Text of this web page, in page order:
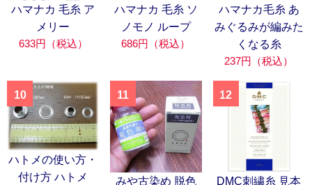
ハマナカ 毛糸 ア
メリー
633円（税込）
ハマナカ 毛糸 ソ
ノモノ ループ
686円（税込）
ハマナカ毛糸 あ
みぐるみが編みた
くなる糸
237円（税込）
10
ハトメの使い方・
付け方 ハトメ
11
みや古染め 脱色
12
DMC刺繍糸 見本